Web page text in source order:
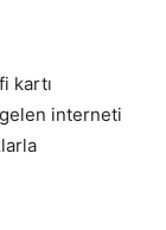
kartı
interneti